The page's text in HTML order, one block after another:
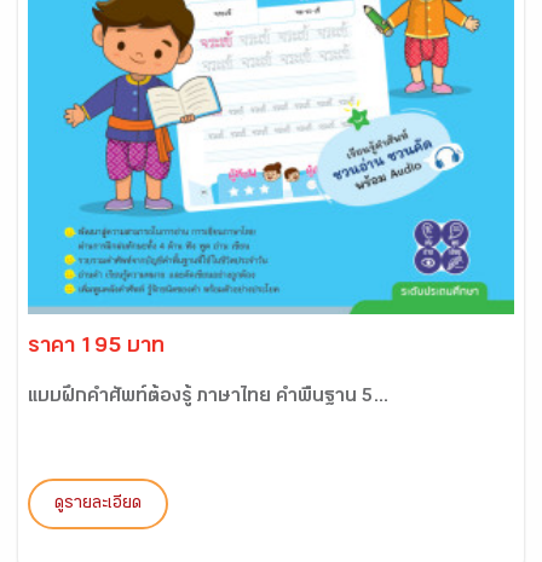
ราคา 195 บาท
แบบฝึกคำศัพท์ต้องรู้ ภาษาไทย คำพื้นฐาน 5...
ดูรายละเอียด